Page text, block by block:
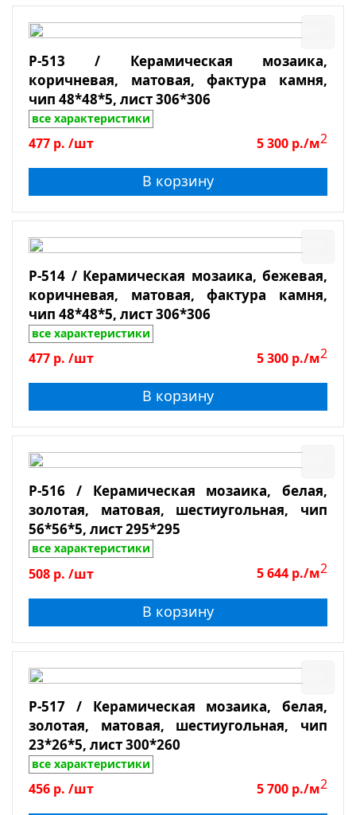
P-513 / Керамическая мозаика,
коричневая, матовая, фактура камня,
чип 48*48*5, лист 306*306
все характеристики
477 р. /шт 5 300 р./м2
В корзину
P-514 / Керамическая мозаика, бежевая,
коричневая, матовая, фактура камня,
чип 48*48*5, лист 306*306
все характеристики
477 р. /шт 5 300 р./м2
В корзину
P-516 / Керамическая мозаика, белая,
золотая, матовая, шестиугольная, чип
56*56*5, лист 295*295
все характеристики
508 р. /шт 5 644 р./м2
В корзину
P-517 / Керамическая мозаика, белая,
золотая, матовая, шестиугольная, чип
23*26*5, лист 300*260
все характеристики
456 р. /шт 5 700 р./м2